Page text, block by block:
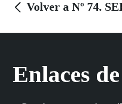
Volver a Nº 74.
Enlaces